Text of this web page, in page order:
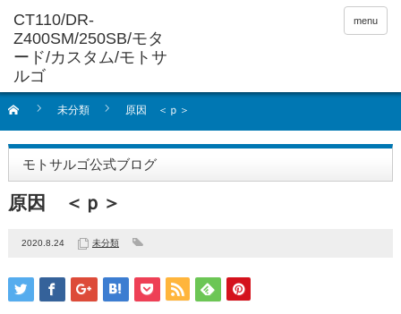
menu
未分類 原因 ＜ｐ＞
モトサルゴ公式ブログ
原因 ＜ｐ＞
2020.8.24 未分類